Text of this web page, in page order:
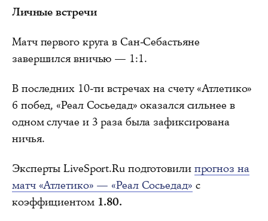
Личные встречи
Матч первого круга в Сан-Себастьяне
завершился вничью — 1:1.
В последних 10-ти встречах на счету «Атлетико»
6 побед, «Реал Сосьедад» оказался сильнее в
одном случае и 3 раза была зафиксирована
ничья.
Эксперты LiveSport.Ruподготовили прогноз на
матч «Атлетико» — «Реал Сосьедад» с
коэффициентом 1.80.